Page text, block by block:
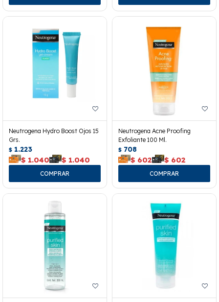
Neutrogena Hydro Boost Ojos 15
Grs.
$ 1.223
$ 1.040 $ 1.040
Neutrogena Acne Proofing
Exfoliante 100 Ml.
$ 708
$ 602 $ 602